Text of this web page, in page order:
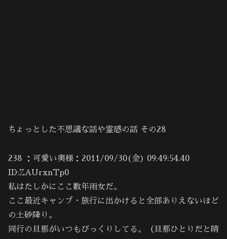
ちょっとした不思議な話や霊感の話 その28
238 ：可愛い奥様：2011/09/30(金) 09:49:54.40
ID:ZAUrxnTp0
私はたしかにここ数年雨女だ。
ここ最近キャンプ・旅行に出かけると全部ありえないほど
の土砂降り。
同行の旦那がいつもびっくりしてる。（旦那ひとりだと晴